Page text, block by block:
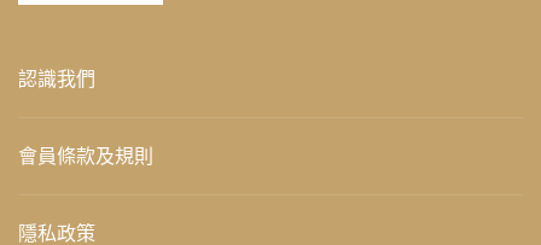
認識我們
會員條款及規則
隱私政策